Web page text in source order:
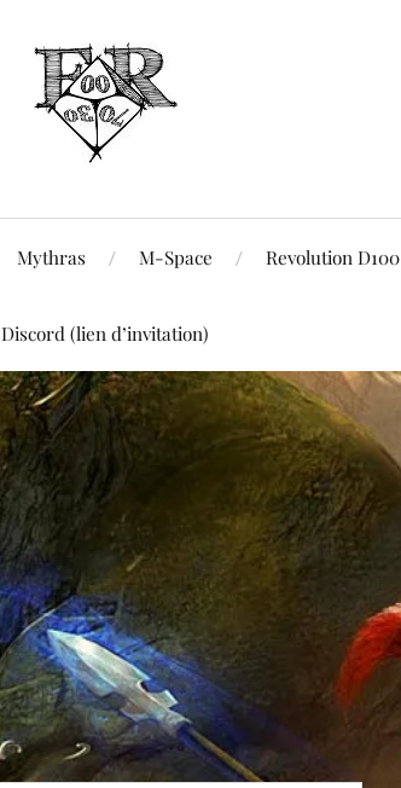
Mythras M-Space Revolution D100
Discord (lien d’invitation)